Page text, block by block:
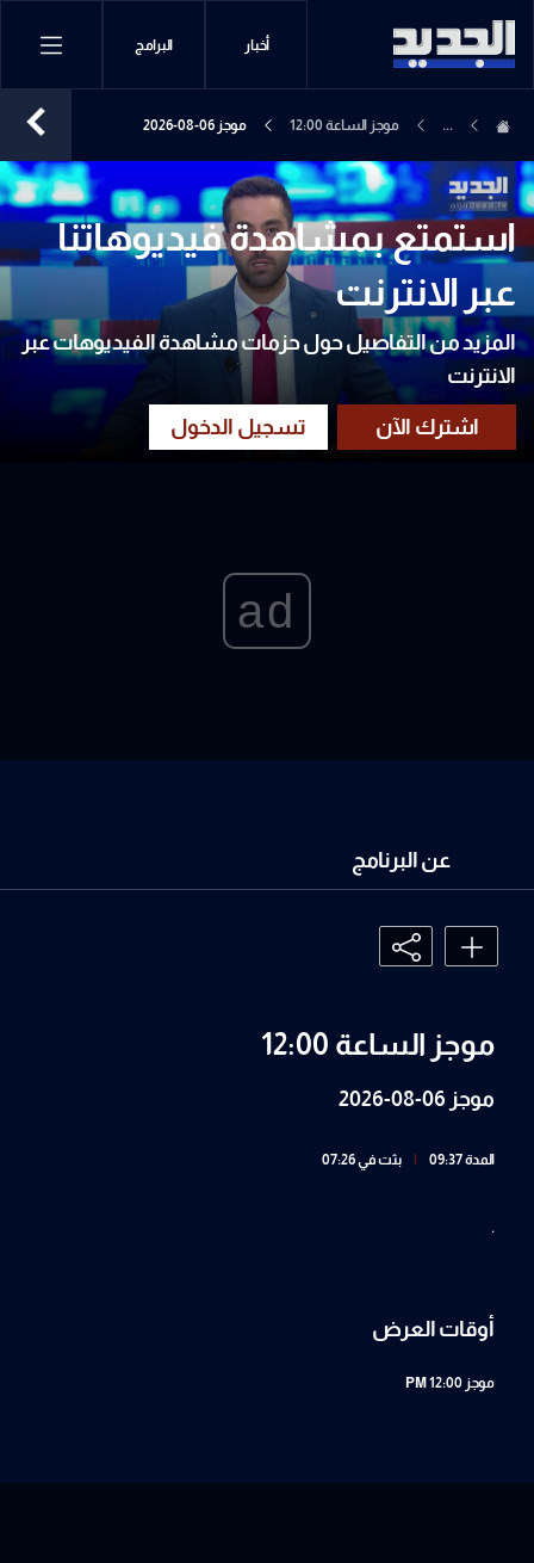
أخبار البرامج
... موجز الساعة 12:00 موجز 06-08-2026
استمتع بمشاهدة فيديوهاتنا
عبر الانترنت
المزيد من التفاصيل حول حزمات مشاهدة الفيديوهات عبر
الانترنت
ad
عن البرنامج
موجز الساعة 12:00
موجز 06-08-2026
المدة 09:37 بثت في 07:26
.
أوقات العرض
موجز 12:00 PM